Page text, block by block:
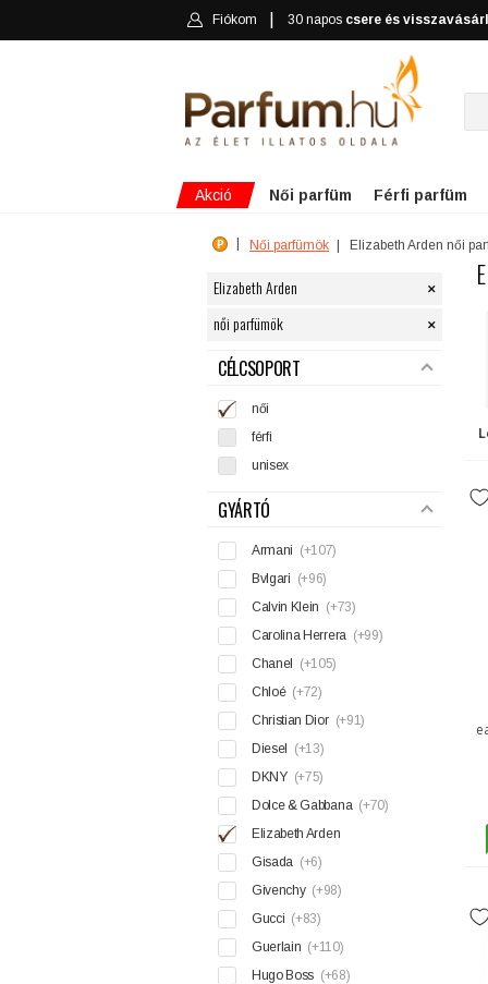
Fiókom 30 napos csere és
Akció Női parfüm Férfi parfüm
Női parfümök Elizabeth Arden női
Elizabeth Arden ×
női parfümök ×
SZŰRÉS
CÉLCSOPORT
női
férfi
unisex
GYÁRTÓ
Armani (+107)
Bvlgari (+96)
Calvin Klein (+73)
Carolina Herrera (+99)
Chanel
(+105)
Chloé (+72)
Christian Dior (+91)
Diesel
(+13)
DKNY (+75)
Dolce & Gabbana (+70)
Elizabeth Arden
Gisada (+6)
Givenchy (+98)
Gucci (+83)
Guerlain (+110)
Hugo Boss (+68)